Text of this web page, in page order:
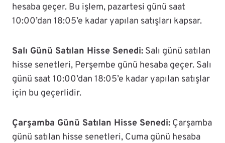
hesaba geçer. Bu işlem, pazartesi günü saat
10:00’dan 18:05’e kadar yapılan satışları kapsar.
Salı Günü Satılan Hisse Senedi: Salı günü satılan
hisse senetleri, Perşembe günü hesaba geçer. Salı
günü saat 10:00’dan 18:05’e kadar yapılan satışlar
için bu geçerlidir.
Çarşamba Günü Satılan Hisse Senedi: Çarşamba
günü satılan hisse senetleri, Cuma günü hesaba